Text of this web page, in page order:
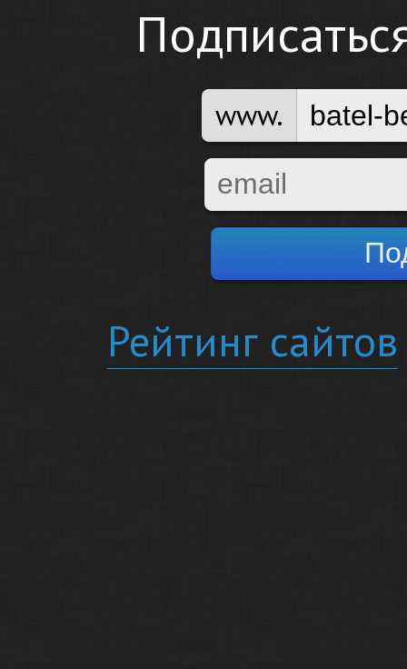
www.
Рейтинг сайтов